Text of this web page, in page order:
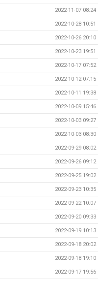
2022-11-07 08:24
2022-10-28 10:51
2022-10-26 20:10
2022-10-23 19:51
2022-10-17 07:52
2022-10-12 07:15
2022-10-11 19:38
2022-10-09 15:46
2022-10-03 09:27
2022-10-03 08:30
2022-09-29 08:02
2022-09-26 09:12
2022-09-25 19:02
2022-09-23 10:35
2022-09-22 10:07
2022-09-20 09:33
2022-09-19 10:13
2022-09-18 20:02
2022-09-18 19:10
2022-09-17 19:56